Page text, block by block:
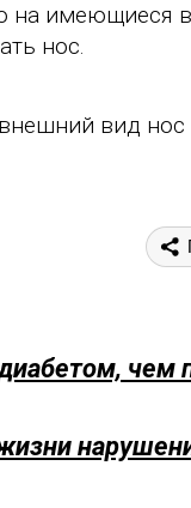
на имеющиеся в
нос.
вид
чем